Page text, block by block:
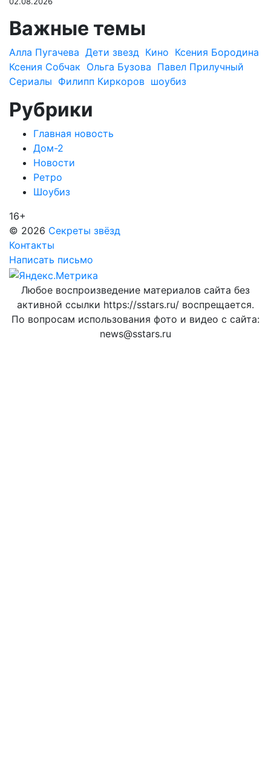
Важные темы
Алла Пугачева Дети звезд Кино Ксения Бородина
Ксения Собчак Ольга Бузова Павел Прилучный
Сериалы Филипп Киркоров шоубиз
Рубрики
Главная новость
Дом-2
Новости
Ретро
Шоубиз
16+
© 2026 Секреты звёзд
Контакты
Написать письмо
Любое воспроизведение материалов сайта без
активной ссылки https://sstars.ru/ воспрещается.
По вопросам использования фото и видео с сайта:
news@sstars.ru